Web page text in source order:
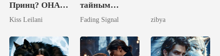
Принц? ОНА –
Любимица
Kiss Leilani
тайным
боссом-
Fading Signal zibya